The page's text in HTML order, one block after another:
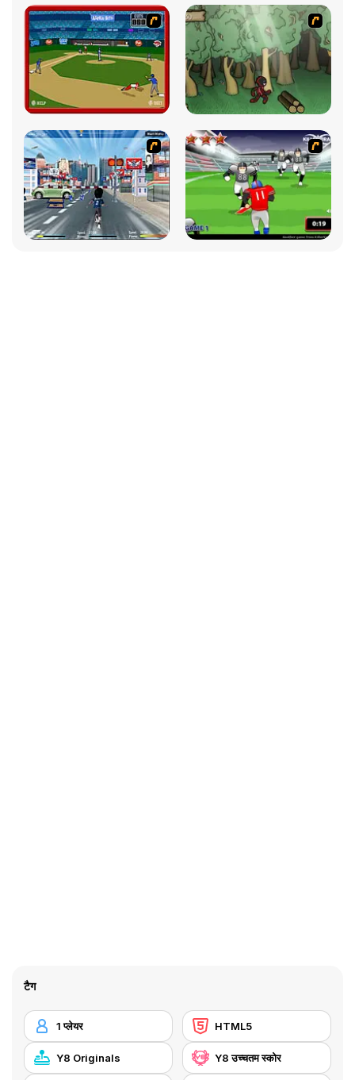
टैग
1 प्लेयर HTML5
Y8 Originals Y8 उच्चतम स्कोर